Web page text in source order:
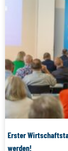
Erster
werden!